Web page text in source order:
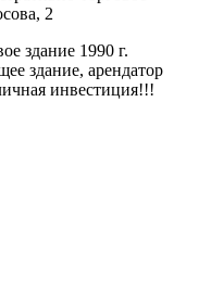
2
здание 1990 г.
здание, арендатор
инвестиция!!!